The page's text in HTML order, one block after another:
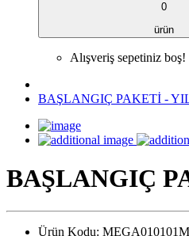
0
ürün
Alışveriş sepetiniz boş!
BAŞLANGIÇ PAKETİ -
BAŞLANGIÇ
Ürün Kodu: